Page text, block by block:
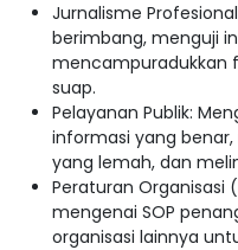
Jurnalisme
berimbang, menguji
mencampuradukkan
suap.
Pelayanan Publik:
informasi yang
yang lemah, dan
Peraturan Organisasi
mengenai SOP
organisasi lainnya